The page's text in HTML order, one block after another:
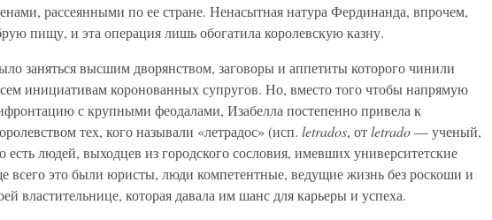
рассеянными по ее стране. Ненасытная натура Фердинанда, впрочем,
пищу, и эта операция лишь обогатила королевскую казну.
заняться высшим дворянством, заговоры и аппетиты которого чинили
инициативам коронованных супругов. Но, вместо того чтобы напрямую
с крупными феодалами, Изабелла постепенно привела к
тех, кого называли «летрадос» (исп. letrados, отletrado— ученый,
есть людей, выходцев из городского сословия, имевших университетские
всего это были юристы, люди компетентные, ведущие жизнь без роскоши и
властительнице, которая давала им шанс для карьеры и успеха.